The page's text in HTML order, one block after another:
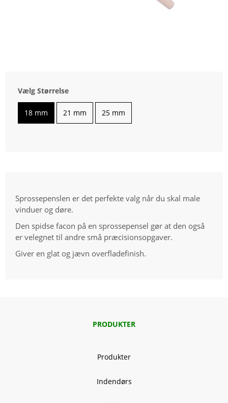
Vælg Størrelse
18 mm 21 mm 25 mm
Sprossepenslen er det perfekte valg når du skal male
vinduer og døre.
Den spidse facon på en sprossepensel gør at den også
er velegnet til andre små præcisionsopgaver.
Giver en glat og jævn overfladefinish.
PRODUKTER
Produkter
Indendørs